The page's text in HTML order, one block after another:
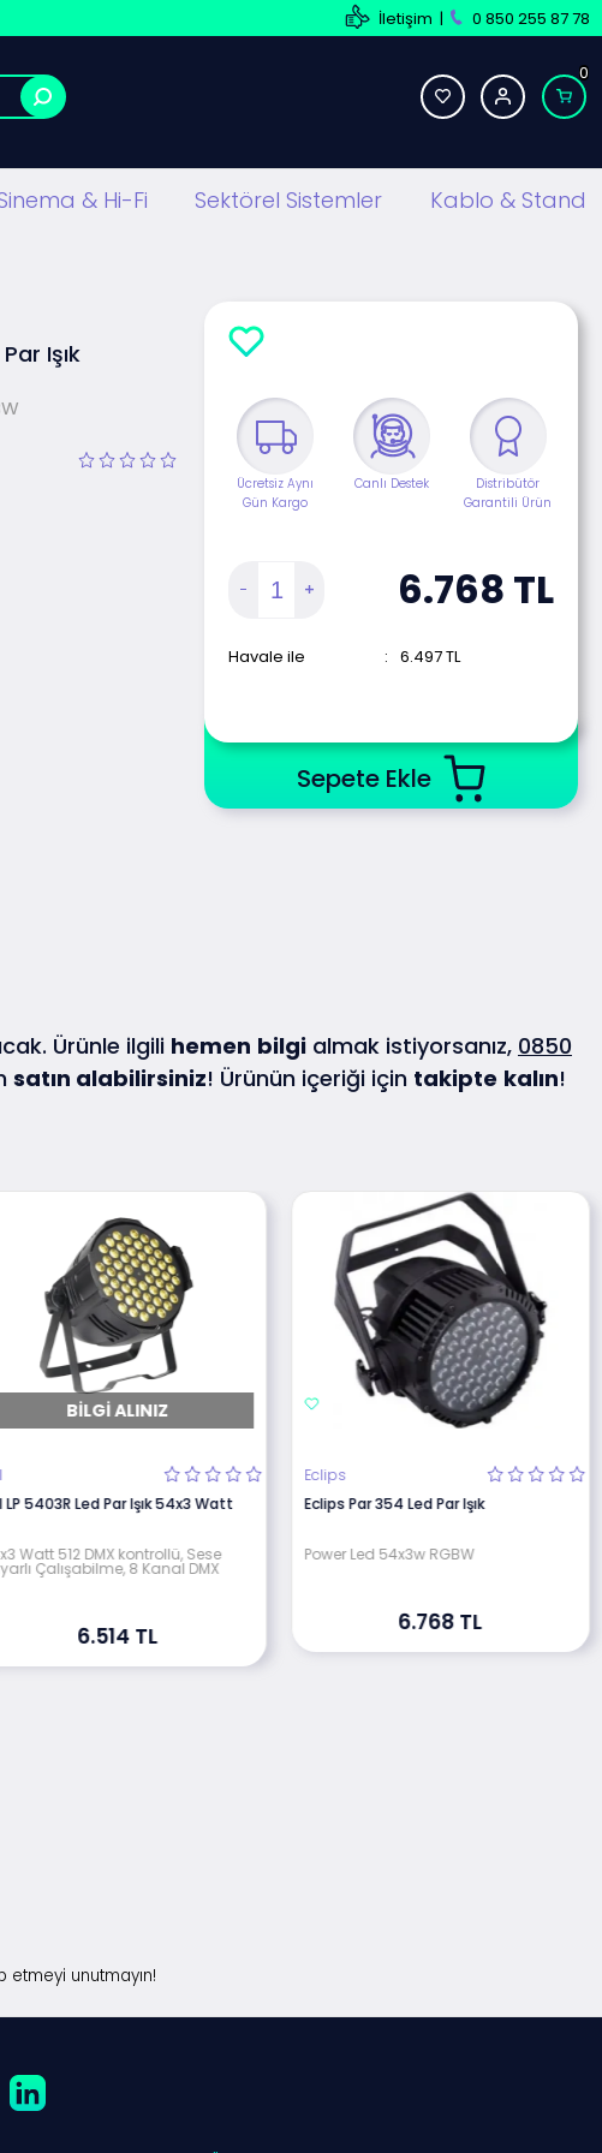
İletişim | 0 850 255 87 78
0
& Hi-Fi Sektörel Sistemler Kablo & Stand
Işık
Ücretsiz Aynı
Gün Kargo
Canlı Destek
Distribütör
Garantili Ürün
6.768 TL
Havale ile : 6.497TL
Sepete Ekle
Ürünle ilgili hemen bilgi almak istiyorsanız, 0850
satın alabilirsiniz! Ürünün içeriği için takipte kalın!
BILGI ALINIZ
LP 5403R Led Par Işık 54x3 Watt
Watt 512 DMX kontrollü, Sese
Çalışabilme, 8 Kanal DMX
6.514 TL
Eclips
Eclips Par 354 Led Par Işık
Power Led 54x3w RGBW
6.768 TL
unutmayın!